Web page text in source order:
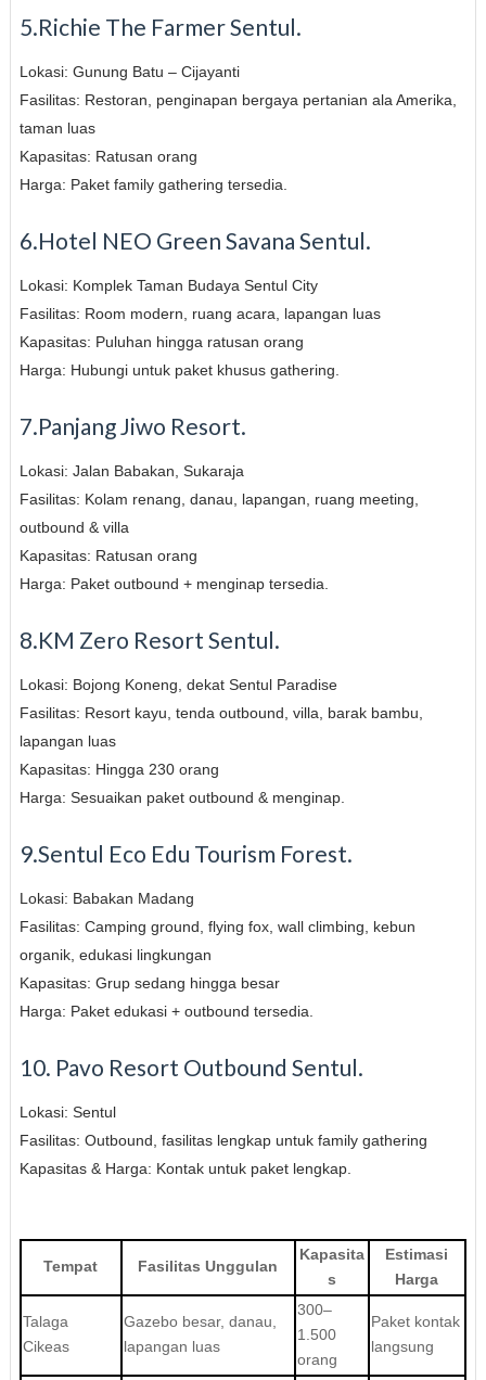
5.Richie The Farmer Sentul.
Lokasi: Gunung Batu – Cijayanti
Fasilitas: Restoran, penginapan bergaya pertanian ala Amerika,
taman luas
Kapasitas: Ratusan orang
Harga: Paket family gathering tersedia.
6.Hotel NEO Green Savana Sentul.
Lokasi: Komplek Taman Budaya Sentul City
Fasilitas: Room modern, ruang acara, lapangan luas
Kapasitas: Puluhan hingga ratusan orang
Harga: Hubungi untuk paket khusus gathering.
7.Panjang Jiwo Resort.
Lokasi: Jalan Babakan, Sukaraja
Fasilitas: Kolam renang, danau, lapangan, ruang meeting,
outbound & villa
Kapasitas: Ratusan orang
Harga: Paket outbound + menginap tersedia.
8.KM Zero Resort Sentul.
Lokasi: Bojong Koneng, dekat Sentul Paradise
Fasilitas: Resort kayu, tenda outbound, villa, barak bambu,
lapangan luas
Kapasitas: Hingga 230 orang
Harga: Sesuaikan paket outbound & menginap.
9.Sentul Eco Edu Tourism Forest.
Lokasi: Babakan Madang
Fasilitas: Camping ground, flying fox, wall climbing, kebun
organik, edukasi lingkungan
Kapasitas: Grup sedang hingga besar
Harga: Paket edukasi + outbound tersedia.
10. Pavo Resort Outbound Sentul.
Lokasi: Sentul
Fasilitas: Outbound, fasilitas lengkap untuk family gathering
Kapasitas & Harga: Kontak untuk paket lengkap.
Tempat Fasilitas Unggulan
Kapasita
s
Estimasi
Harga
Talaga
Cikeas
Gazebo besar, danau,
lapangan luas
300–
1.500
orang
Paket kontak
langsung